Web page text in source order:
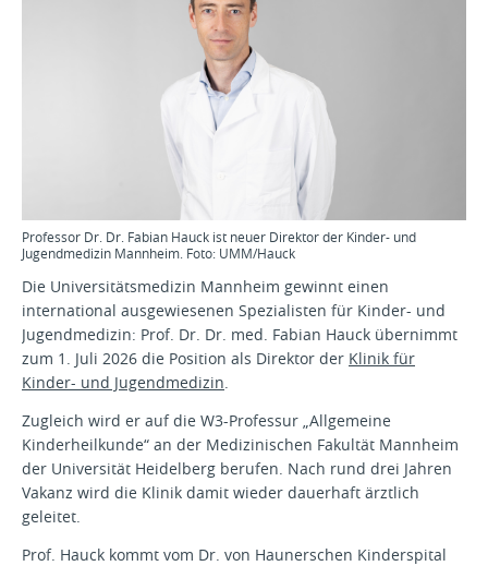
Professor Dr. Dr. Fabian Hauck ist neuer Direktor der Kinder- und
Jugendmedizin Mannheim. Foto: UMM/Hauck
Die Universitätsmedizin Mannheim gewinnt einen
international ausgewiesenen Spezialisten für Kinder- und
Jugendmedizin: Prof. Dr. Dr. med. Fabian Hauck übernimmt
zum 1. Juli 2026 die Position als Direktor der Klinik für
Kinder- und Jugendmedizin.
Zugleich wird er auf die W3-Professur „Allgemeine
Kinderheilkunde“ an der Medizinischen Fakultät Mannheim
der Universität Heidelberg berufen. Nach rund drei Jahren
Vakanz wird die Klinik damit wieder dauerhaft ärztlich
geleitet.
Prof. Hauck kommt vom Dr. von Haunerschen Kinderspital